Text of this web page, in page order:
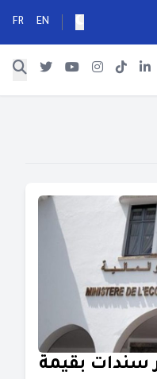
EN
FR
سندات بقيمة